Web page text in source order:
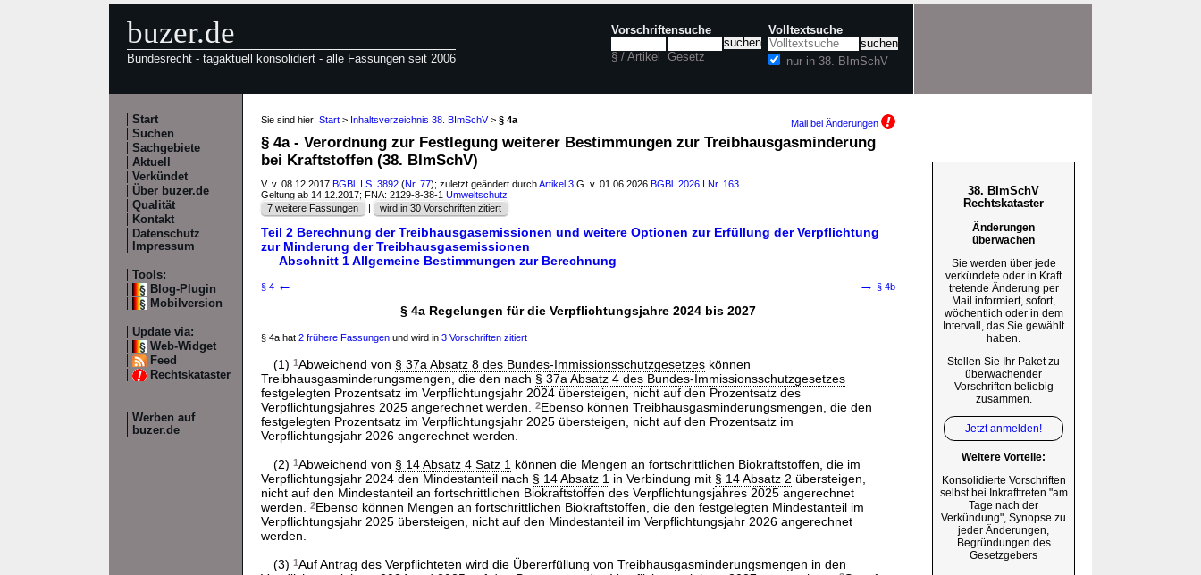
buzer.de
Bundesrecht - tagaktuell konsolidiert - alle Fassungen seit 2006
Vorschriftensuche
§ / Artikel Gesetz
Volltextsuche
nur in 38. BImSchV
Start
Suchen
Sachgebiete
Aktuell
Verkündet
Über buzer.de
Qualität
Kontakt
Datenschutz
Impressum
Tools:
Blog-Plugin
Mobilversion
Update via:
Web-Widget
Feed
Rechtskataster
Werben auf
buzer.de
Sie sind hier: Start > Inhaltsverzeichnis 38. BImSchV> § 4a Mail bei Änderungen
§ 4a - Verordnung zur Festlegung weiterer Bestimmungen zur Treibhausgasminderung
bei Kraftstoffen (38. BImSchV)
V. v. 08.12.2017 BGBl. I S. 3892 (Nr. 77); zuletzt geändert durchArtikel 3 G. v. 01.06.2026 BGBl. 2026 I Nr. 163
Geltung ab 14.12.2017; FNA: 2129-8-38-1 Umweltschutz
7 weitere Fassungen
| wird in 30 Vorschriften zitiert
Teil 2 Berechnung der Treibhausgasemissionen und weitere Optionen zur Erfüllung der Verpflichtung
zur Minderung der Treibhausgasemissionen
Abschnitt 1 Allgemeine Bestimmungen zur Berechnung
§ 4 ← → § 4b
§ 4a Regelungen für die Verpflichtungsjahre 2024 bis 2027
§ 4a hat 2 frühere Fassungen und wird in 3 Vorschriften zitiert
(1) 1Abweichend von § 37a Absatz 8 des Bundes-Immissionsschutzgesetzes können
Treibhausgasminderungsmengen, die den nach § 37a Absatz 4 des Bundes-Immissionsschutzgesetzes
festgelegten Prozentsatz im Verpflichtungsjahr 2024 übersteigen, nicht auf den Prozentsatz des
Verpflichtungsjahres 2025 angerechnet werden.
2Ebenso können Treibhausgasminderungsmengen, die den
festgelegten Prozentsatz im Verpflichtungsjahr 2025 übersteigen, nicht auf den Prozentsatz im
Verpflichtungsjahr 2026 angerechnet werden.
(2) 1Abweichend von § 14 Absatz 4 Satz 1 können die Mengen an fortschrittlichen Biokraftstoffen, die im
Verpflichtungsjahr 2024 den Mindestanteil nach § 14 Absatz 1 in Verbindung mit § 14 Absatz 2 übersteigen,
nicht auf den Mindestanteil an fortschrittlichen Biokraftstoffen des Verpflichtungsjahres 2025 angerechnet
werden.
2Ebenso können Mengen an fortschrittlichen Biokraftstoffen, die den festgelegten Mindestanteil im
Verpflichtungsjahr 2025 übersteigen, nicht auf den Mindestanteil im Verpflichtungsjahr 2026 angerechnet
werden.
(3) 1Auf Antrag des Verpflichteten wird die Übererfüllung von Treibhausgasminderungsmengen in den
38. BImSchV
Rechtskataster
Änderungen
überwachen
Sie werden über jede
verkündete oder in Kraft
tretende Änderung per
Mail informiert, sofort,
wöchentlich oder in dem
Intervall, das Sie gewählt
haben.
Stellen Sie Ihr Paket zu
überwachender
Vorschriften beliebig
zusammen.
Jetzt anmelden!
Weitere Vorteile:
Konsolidierte Vorschriften
selbst bei Inkrafttreten "am
Tage nach der
Verkündung", Synopse zu
jeder Änderungen,
Begründungen des
Gesetzgebers